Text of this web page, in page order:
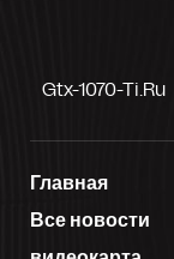
Gtx-1070-Ti.ru
Главная
Все новости